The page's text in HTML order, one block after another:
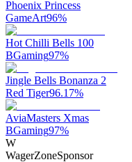
Phoenix Princess
GameArt96%
Hot Chilli Bells 100
BGaming97%
Jingle Bells Bonanza 2
Red Tiger96.17%
AviaMasters Xmas
BGaming97%
W
WagerZoneSponsor